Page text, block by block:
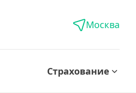
Москва
Страхование